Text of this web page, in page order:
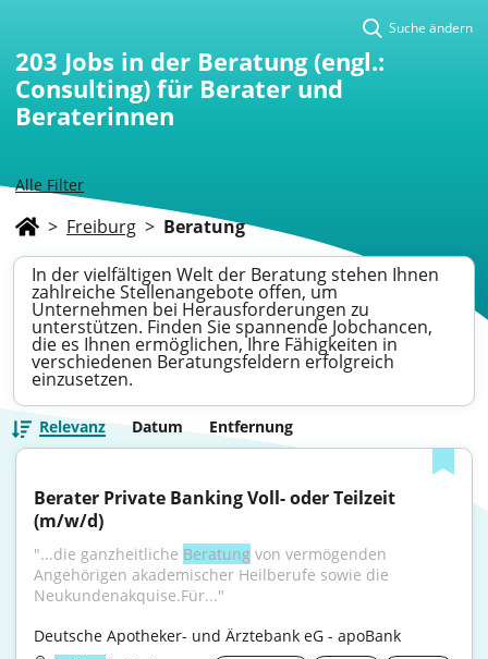
Alle Filter
Suche ändern
203 Jobs in der Beratung (engl.:
Consulting) für Berater und
Beraterinnen
> Freiburg > Beratung
In der vielfältigen Welt der Beratung stehen Ihnen
zahlreiche Stellenangebote offen, um
Unternehmen bei Herausforderungen zu
unterstützen. Finden Sie spannende Jobchancen,
die es Ihnen ermöglichen, Ihre Fähigkeiten in
verschiedenen Beratungsfeldern erfolgreich
einzusetzen.
Relevanz Datum Entfernung
Berater Private Banking Voll- oder Teilzeit
(m/w/d)
"...die ganzheitliche Beratung von vermögenden
Angehörigen akademischer Heilberufe sowie die
Neukundenakquise.Für..."
Deutsche Apotheker- und Ärztebank eG - apoBank